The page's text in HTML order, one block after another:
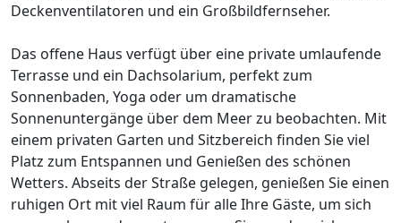
Deckenventilatoren und ein Großbildfernseher.
Das offene Haus verfügt über eine private umlaufende
Terrasse und ein Dachsolarium, perfekt zum
Sonnenbaden, Yoga oder um dramatische
Sonnenuntergänge über dem Meer zu beobachten. Mit
einem privaten Garten und Sitzbereich finden Sie viel
Platz zum Entspannen und Genießen des schönen
Wetters. Abseits der Straße gelegen, genießen Sie einen
ruhigen Ort mit viel Raum für alle Ihre Gäste, um sich